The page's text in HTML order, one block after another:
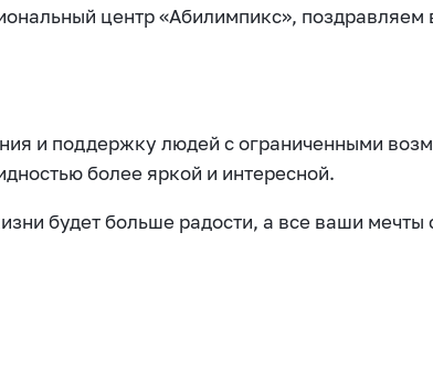
центр «Абилимпикс»,
и поддержку людей с ограниченными
более яркой и интересной.
будет больше радости, а все ваши мечты